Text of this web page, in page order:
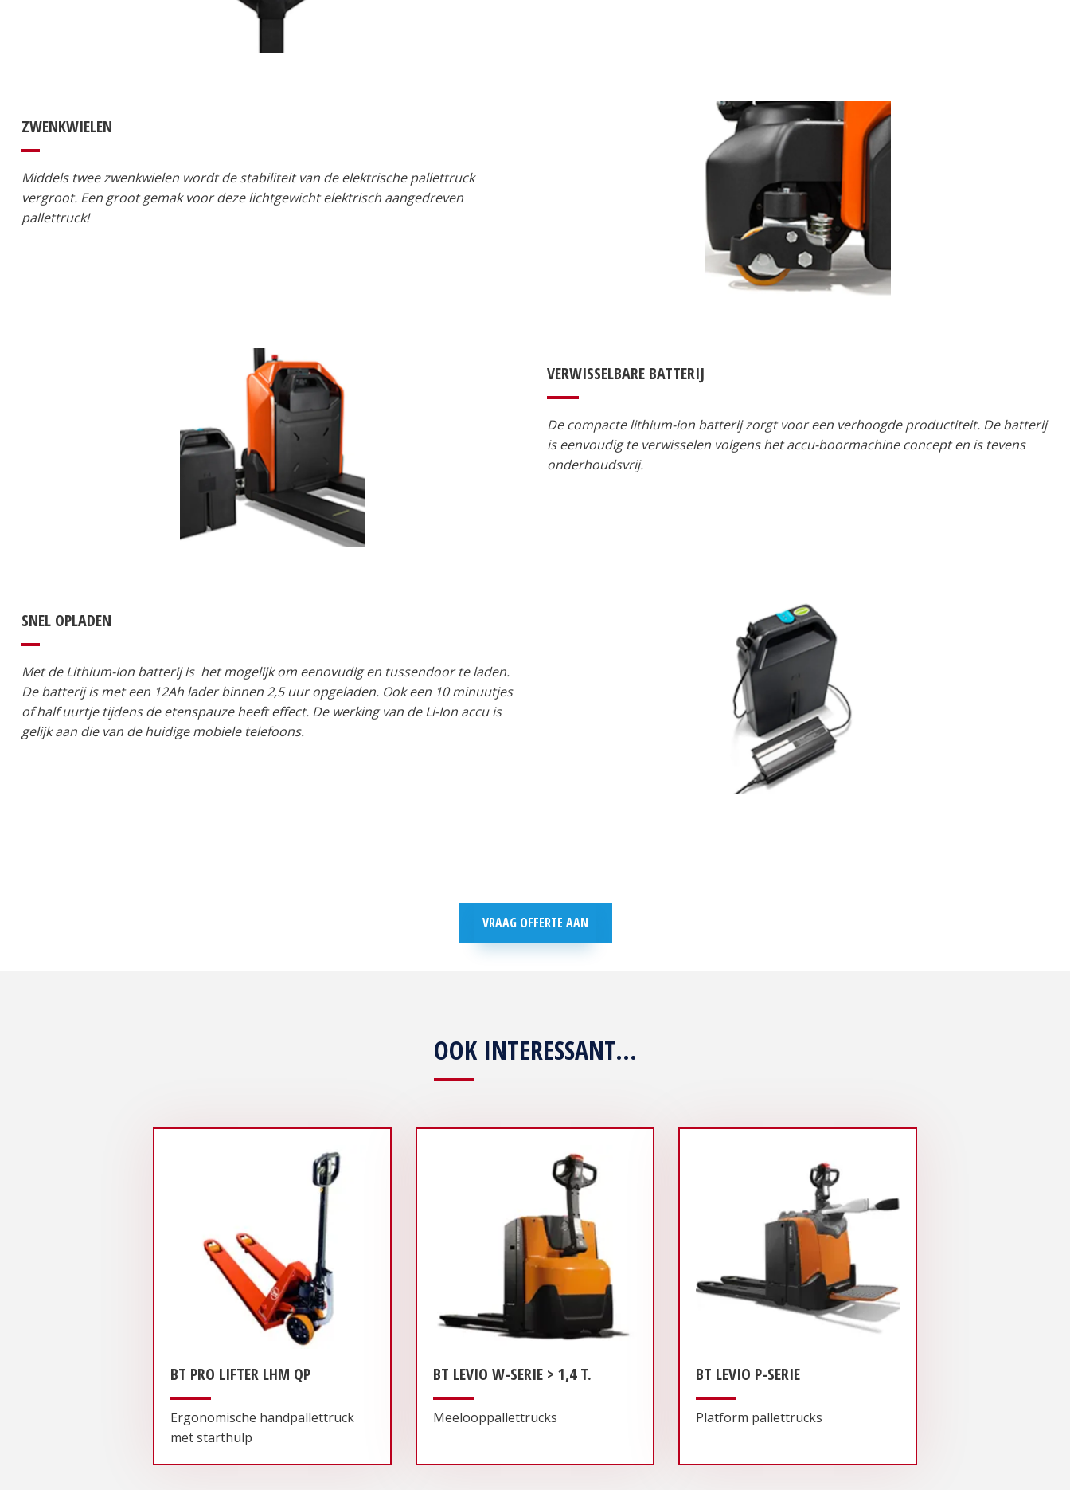
ZWENKWIELEN
Middels twee zwenkwielen wordt de stabiliteit van de elektrische pallettruck
vergroot. Een groot gemak voor deze lichtgewicht elektrisch aangedreven
pallettruck!
VERWISSELBARE BATTERIJ
De compacte lithium-ion batterij zorgt voor een verhoogde productiteit. De batterij
is eenvoudig te verwisselen volgens het accu-boormachine concept en is tevens
onderhoudsvrij.
SNEL OPLADEN
Met de Lithium-Ion batterij is het mogelijk om eenovudig en tussendoor te laden.
De batterij is met een 12Ah lader binnen 2,5 uur opgeladen. Ook een 10 minuutjes
of half uurtje tijdens de etenspauze heeft effect. De werking van de Li-Ion accu is
gelijk aan die van de huidige mobiele telefoons.
VRAAG OFFERTE AAN
OOK INTERESSANT...
BT PRO LIFTER LHM QP
Ergonomische handpallettruck
met starthulp
BT LEVIO W-SERIE > 1,4 T.
Meelooppallettrucks
BT LEVIO P-SERIE
Platform pallettrucks